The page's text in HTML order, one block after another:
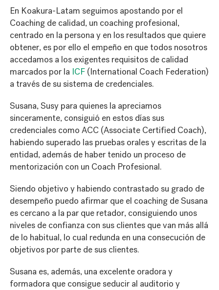
En Koakura-Latam seguimos apostando por el
Coaching de calidad, un coaching profesional,
centrado en la persona y en los resultados que quiere
obtener, es por ello el empeño en que todos nosotros
accedamos a los exigentes requisitos de calidad
marcados por la ICF (International Coach Federation)
a través de su sistema de credenciales.
Susana, Susy para quienes la apreciamos
sinceramente, consiguió en estos días sus
credenciales como ACC (Associate Certified Coach),
habiendo superado las pruebas orales y escritas de la
entidad, además de haber tenido un proceso de
mentorización con un Coach Profesional.
Siendo objetivo y habiendo contrastado su grado de
desempeño puedo afirmar que el coaching de Susana
es cercano a la par que retador, consiguiendo unos
niveles de confianza con sus clientes que van más allá
de lo habitual, lo cual redunda en una consecución de
objetivos por parte de sus clientes.
Susana es, además, una excelente oradora y
formadora que consigue seducir al auditorio y